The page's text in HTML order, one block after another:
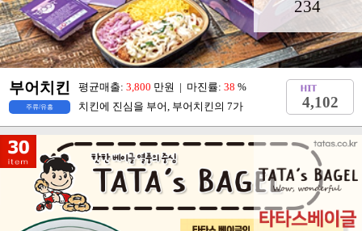
234
부어치킨 평균매출: 3,800 만원 | 마진률: 38 %
주류/유흥 치킨에 진심을 부어, 부어치킨의 7가 4,102